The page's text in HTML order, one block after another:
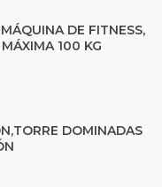
DE FITNESS,
100 KG
DOMINADAS